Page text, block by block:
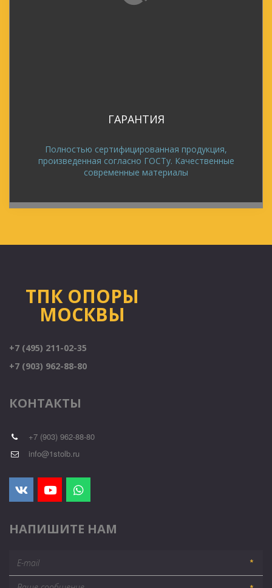
ГАРАНТИЯ
Полностью сертифицированная продукция,
произведенная согласно ГОСТу. Качественные
современные материалы
ТПК ОПОРЫ
МОСКВЫ
+7 (495) 211-02-35
+7 (903) 962-88-80
КОНТАКТЫ
+7 (903) 962-88-80
info@1stolb.ru
НАПИШИТЕ НАМ
*